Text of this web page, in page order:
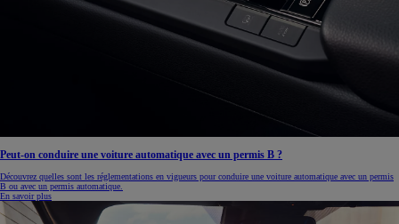
Peut-on conduire une voiture automatique avec un permis B ?
Découvrez quelles sont les réglementations en vigueurs pour conduire une voiture automatique avec un permis
B ou avec un permis automatique.
En savoir plus